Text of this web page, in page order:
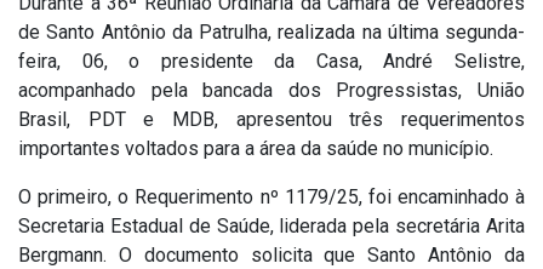
de Santo Antônio da Patrulha, realizada na última segunda-
feira, 06, o presidente da Casa, André Selistre,
acompanhado pela bancada dos Progressistas, União
Brasil, PDT e MDB, apresentou três requerimentos
importantes voltados para a área da saúde no município.
O primeiro, o Requerimento nº 1179/25, foi encaminhado à
Secretaria Estadual de Saúde, liderada pela secretária Arita
Bergmann. O documento solicita que Santo Antônio da